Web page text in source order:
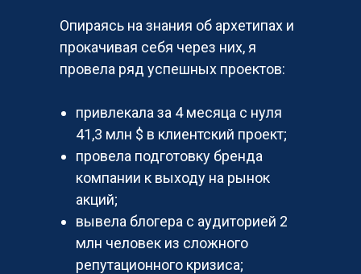
Опираясь на знания об архетипах и
прокачивая себя через них, я
провела ряд успешных проектов:
привлекала за 4 месяца с нуля
41,3 млн $ в клиентский проект;
провела подготовку бренда
компании к выходу на рынок
акций;
вывела блогера с аудиторией 2
млн человек из сложного
репутационного кризиса;